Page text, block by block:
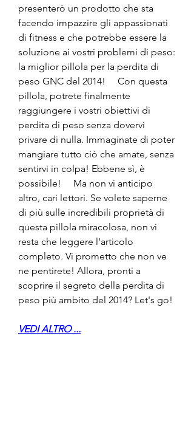
presenterò un prodotto che sta
facendo impazzire gli appassionati
di fitness e che potrebbe essere la
soluzione ai vostri problemi di peso:
la miglior pillola per la perdita di
peso GNC del 2014!     Con questa
pillola, potrete finalmente
raggiungere i vostri obiettivi di
perdita di peso senza dovervi
privare di nulla. Immaginate di poter
mangiare tutto ciò che amate, senza
sentirvi in colpa! Ebbene sì, è
possibile!     Ma non vi anticipo
altro, cari lettori. Se volete saperne
di più sulle incredibili proprietà di
questa pillola miracolosa, non vi
resta che leggere l'articolo
completo. Vi prometto che non ve
ne pentirete! Allora, pronti a
scoprire il segreto della perdita di
peso più ambito del 2014? Let's go!
VEDI ALTRO ...